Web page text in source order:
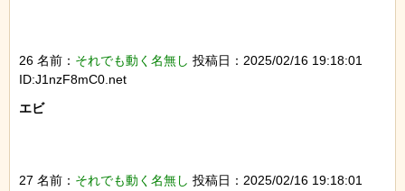
26 名前： それでも動く名無し 投稿日：2025/02/16 19:18:01
ID:J1nzF8mC0.net
エビ
27 名前： それでも動く名無し 投稿日：2025/02/16 19:18:01